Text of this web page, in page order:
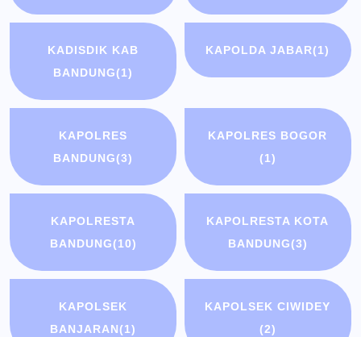
KADISDIK KAB
BANDUNG(1)
KAPOLDA JABAR(1)
KAPOLRES
BANDUNG(3)
KAPOLRES BOGOR
(1)
KAPOLRESTA
BANDUNG(10)
KAPOLRESTA KOTA
BANDUNG(3)
KAPOLSEK
BANJARAN(1)
KAPOLSEK CIWIDEY
(2)